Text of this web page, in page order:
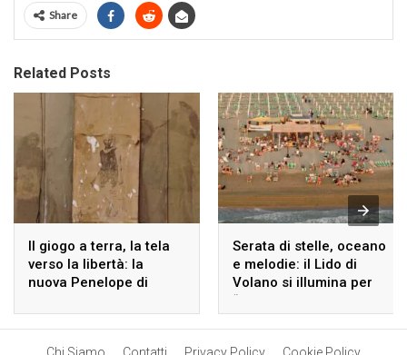
Share
Related Posts
Il giogo a terra, la tela
verso la libertà: la
nuova Penelope di
Serata di stelle, oceano
e melodie: il Lido di
Volano si illumina per
“Incontri di Mare”